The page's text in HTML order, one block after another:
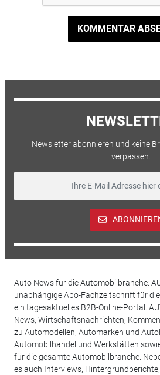
KOMMENTAR
Newsletter abonnieren und keine
verpassen.
Auto News für die Automobilbranche:
unabhängige Abo-Fachzeitschrift für
ein tagesaktuelles B2B-Online-Portal.
News, Wirtschaftsnachrichten,
zu Automodellen, Automarken und
Automobilhandel und Werkstätten
für die gesamte Automobilbranche.
es auch Interviews,